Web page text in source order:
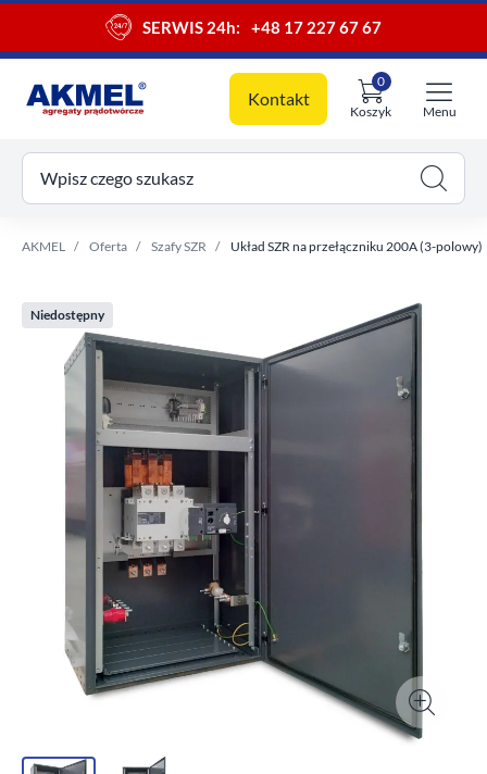
SERWIS 24h: +48 17 227 67 67
Kontakt
Koszyk
0
koszyk
Menu
Wpisz czego szukasz
AKMEL Oferta Szafy SZR Układ SZR na przełączniku 200A (3-polowy)
Niedostępny